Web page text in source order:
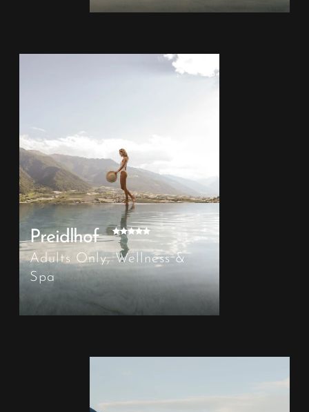
Preidlhof
Adults Only, Wellness &
Spa